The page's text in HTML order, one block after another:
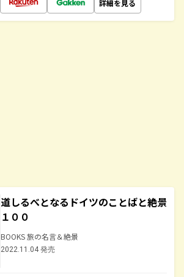
詳細を見る
道しるべとなるドイツのことばと絶景
１００
BOOKS 旅の名言＆絶景
2022.11.04 発売